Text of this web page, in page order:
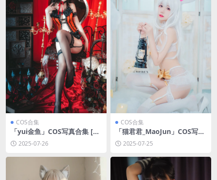
COS合集
「yui金鱼」COS写真合集 [持
续更新]
2025-07-26
COS合集
「猫君君_MaoJun」COS写真
合集 [持续更新]
2025-07-25